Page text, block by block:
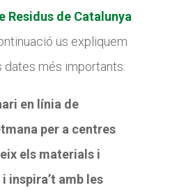
Residus de Catalunya
us expliquem
més importants:
en línia de
per a centres
els materials i
inspira’t amb les